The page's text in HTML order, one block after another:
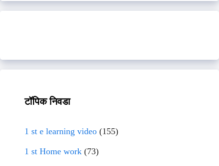
टॉपिक निवडा
1 st e learning video (155)
1 st Home work (73)